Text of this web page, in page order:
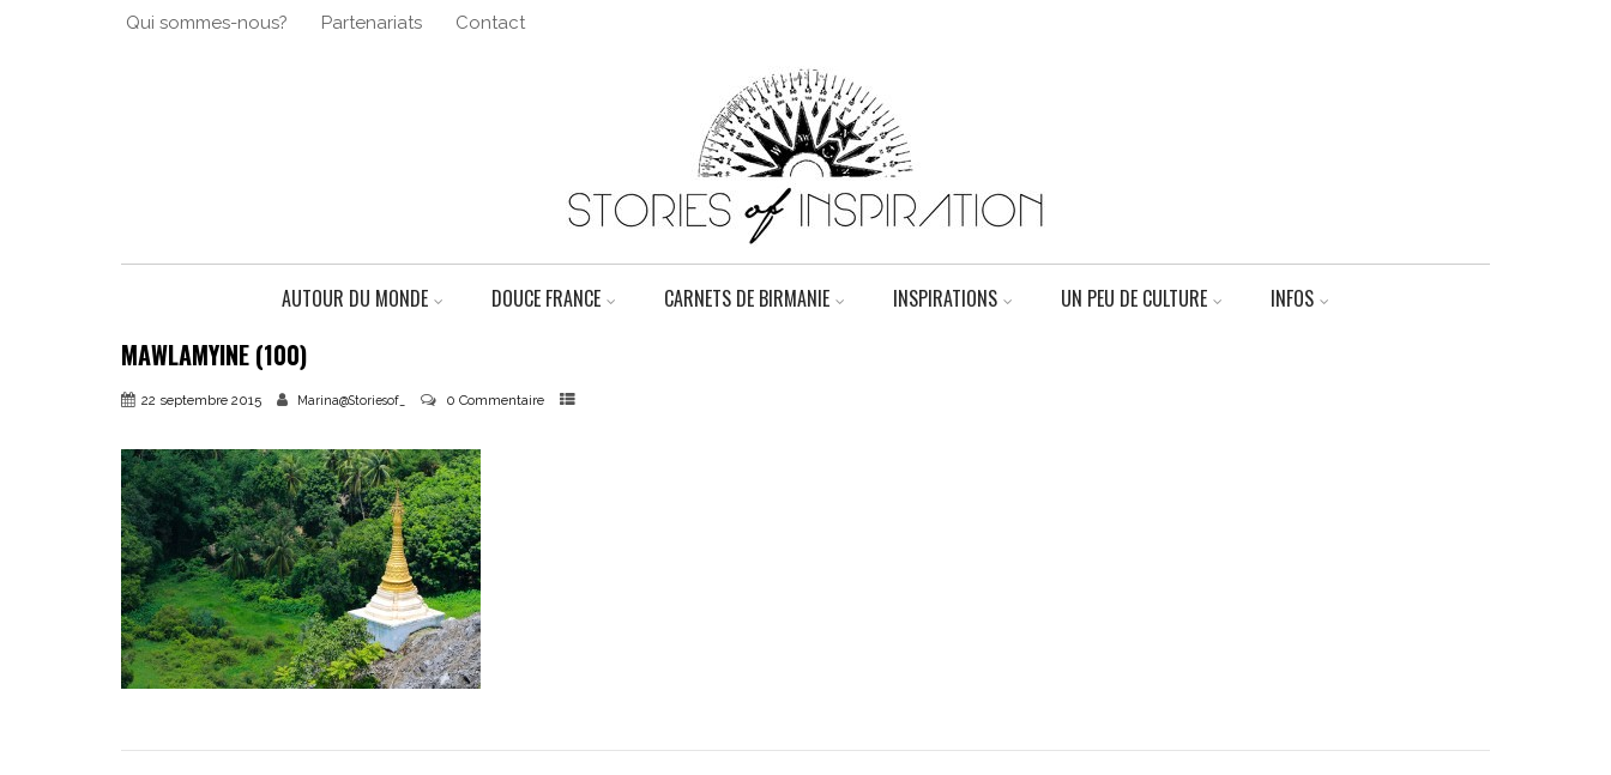
Qui sommes-nous? Partenariats Contact
AUTOUR DU MONDE DOUCE FRANCE CARNETS DE BIRMANIE INSPIRATIONS UN PEU DE CULTURE INFOS
MAWLAMYINE (100)
22 septembre 2015 Marina@Storiesof_ 0 Commentaire